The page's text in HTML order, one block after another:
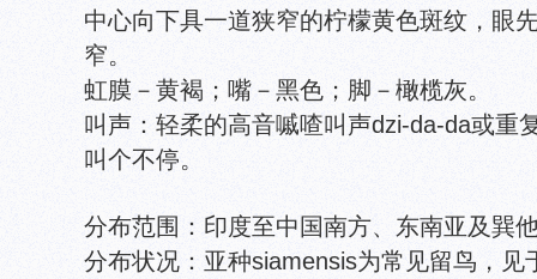
中心向下具一道狭窄的柠檬黄色斑纹，眼
窄。
虹膜－黄褐；嘴－黑色；脚－橄榄灰。
叫声：轻柔的高音嘁喳叫声dzi-da-da或重
叫个不停。
分布范围：印度至中国南方、东南亚及巽
分布状况：亚种siamensis为常见留鸟，见